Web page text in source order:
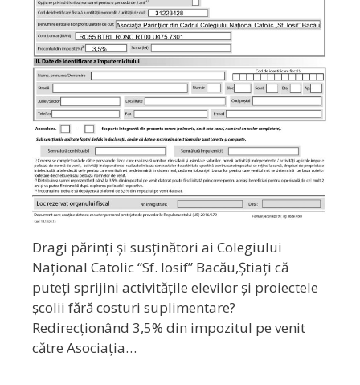
Dragi părinți și susținători ai Colegiului
Național Catolic “Sf. Iosif” Bacău,Știați că
puteți sprijini activitățile elevilor și proiectele
școlii fără costuri suplimentare?
Redirecționând 3,5% din impozitul pe venit
către Asociația…